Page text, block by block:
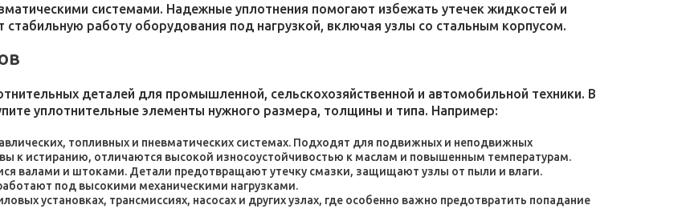
системами. Надежные уплотнения помогают избежать утечек жидкостей и
работу оборудования под нагрузкой, включая узлы со стальным корпусом.
деталей для промышленной, сельскохозяйственной и автомобильной техники. В
уплотнительные элементы нужного размера, толщины и типа. Например:
топливных и пневматических системах. Подходят для подвижных и неподвижных
к истиранию, отличаются высокой износоустойчивостью к маслам и повышенным температурам.
валами и штоками. Детали предотвращают утечку смазки, защищают узлы от пыли и влаги.
под высокими механическими нагрузками.
установках, трансмиссиях, насосах и других узлах, где особенно важно предотвратить попадание